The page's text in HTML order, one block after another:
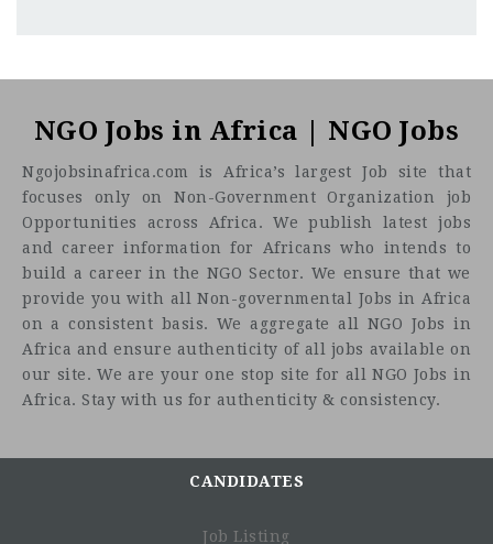
NGO Jobs in Africa | NGO Jobs
Ngojobsinafrica.com is Africa’s largest Job site that
focuses only on Non-Government Organization job
Opportunities across Africa. We publish latest jobs
and career information for Africans who intends to
build a career in the NGO Sector. We ensure that we
provide you with all Non-governmental Jobs in Africa
on a consistent basis. We aggregate all NGO Jobs in
Africa and ensure authenticity of all jobs available on
our site. We are your one stop site for all NGO Jobs in
Africa. Stay with us for authenticity & consistency.
CANDIDATES
Job Listing